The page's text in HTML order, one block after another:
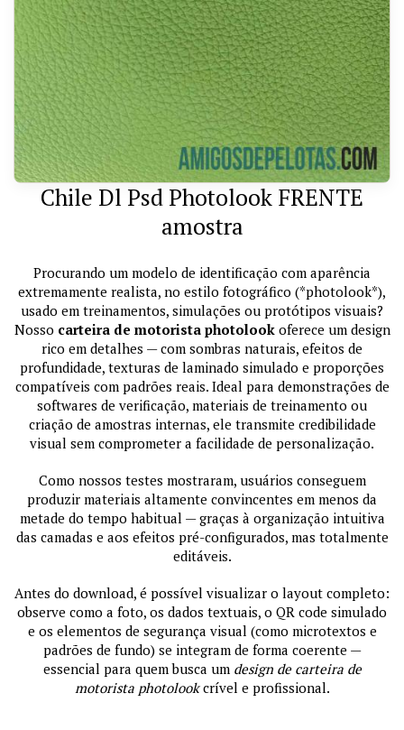
Chile Dl Psd Photolook FRENTE
amostra
Procurando um modelo de identificação com aparência
extremamente realista, no estilo fotográfico (*photolook*),
usado em treinamentos, simulações ou protótipos visuais?
Nosso carteira de motorista photolookoferece um design
rico em detalhes — com sombras naturais, efeitos de
profundidade, texturas de laminado simulado e proporções
compatíveis com padrões reais. Ideal para demonstrações de
softwares de verificação, materiais de treinamento ou
criação de amostras internas, ele transmite credibilidade
visual sem comprometer a facilidade de personalização.
Como nossos testes mostraram, usuários conseguem
produzir materiais altamente convincentes em menos da
metade do tempo habitual — graças à organização intuitiva
das camadas e aos efeitos pré-configurados, mas totalmente
editáveis.
Antes do download, é possível visualizar o layout completo:
observe como a foto, os dados textuais, o QR code simulado
e os elementos de segurança visual (como microtextos e
padrões de fundo) se integram de forma coerente —
essencial para quem busca um design de carteira de
motorista photolookcrível e profissional.